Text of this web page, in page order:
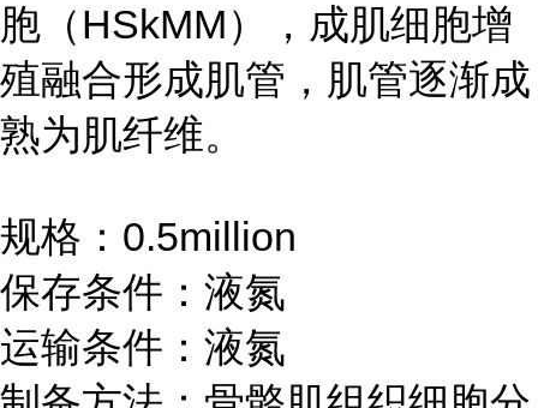
胞（HSkMM），成肌细胞增
殖融合形成肌管，肌管逐渐成
熟为肌纤维。
规格：0.5million
保存条件：液氮
运输条件：液氮